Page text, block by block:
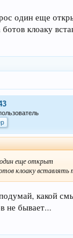
один еще
клоаку
один еще открыт
клоаку
какой
не бывает...